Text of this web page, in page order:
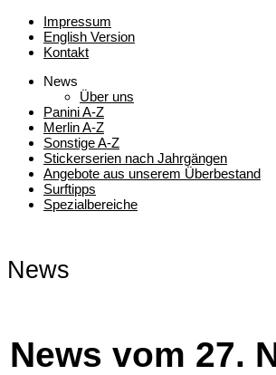
Impressum
English Version
Kontakt
News
Über uns
Panini A-Z
Merlin A-Z
Sonstige A-Z
Stickerserien nach Jahrgängen
Angebote aus unserem Überbestand
Surftipps
Spezialbereiche
News
News vom 27.